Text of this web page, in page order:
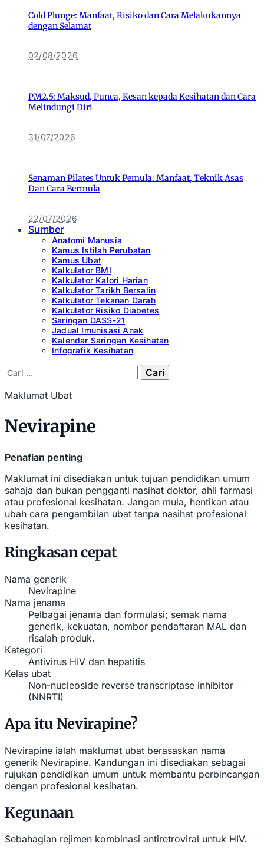
Cold Plunge: Manfaat, Risiko dan Cara Melakukannya
dengan Selamat
02/08/2026
PM2.5: Maksud, Punca, Kesan kepada Kesihatan dan Cara
Melindungi Diri
31/07/2026
Senaman Pilates Untuk Pemula: Manfaat, Teknik Asas
Dan Cara Bermula
22/07/2026
Sumber
Anatomi Manusia
Kamus Istilah Perubatan
Kamus Ubat
Kalkulator BMI
Kalkulator Kalori Harian
Kalkulator Tarikh Bersalin
Kalkulator Tekanan Darah
Kalkulator Risiko Diabetes
Saringan DASS-21
Jadual Imunisasi Anak
Kalendar Saringan Kesihatan
Infografik Kesihatan
Cari:
Maklumat Ubat
Nevirapine
Penafian penting
Maklumat ini disediakan untuk tujuan pendidikan umum
sahaja dan bukan pengganti nasihat doktor, ahli farmasi
atau profesional kesihatan. Jangan mula, hentikan atau
ubah cara pengambilan ubat tanpa nasihat profesional
kesihatan.
Ringkasan cepat
Nama generik
Nevirapine
Nama jenama
Pelbagai jenama dan formulasi; semak nama
generik, kekuatan, nombor pendaftaran MAL dan
risalah produk.
Kategori
Antivirus HIV dan hepatitis
Kelas ubat
Non-nucleoside reverse transcriptase inhibitor
(NNRTI)
Apa itu Nevirapine?
Nevirapine ialah maklumat ubat berasaskan nama
generik Nevirapine. Kandungan ini disediakan sebagai
rujukan pendidikan umum untuk membantu perbincangan
dengan profesional kesihatan.
Kegunaan
Sebahagian rejimen kombinasi antiretroviral untuk HIV.